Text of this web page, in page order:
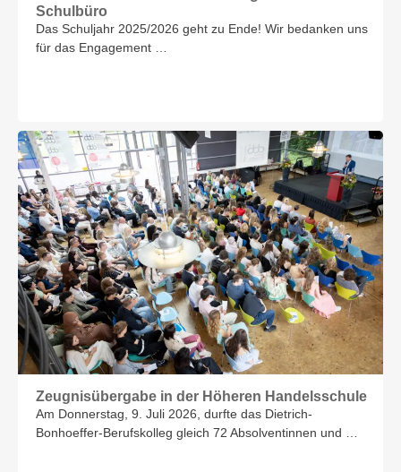
Schulbüro
Das Schuljahr 2025/2026 geht zu Ende! Wir bedanken uns
für das Engagement …
Zeugnisübergabe in der Höheren Handelsschule
Am Donnerstag, 9. Juli 2026, durfte das Dietrich-
Bonhoeffer-Berufskolleg gleich 72 Absolventinnen und …